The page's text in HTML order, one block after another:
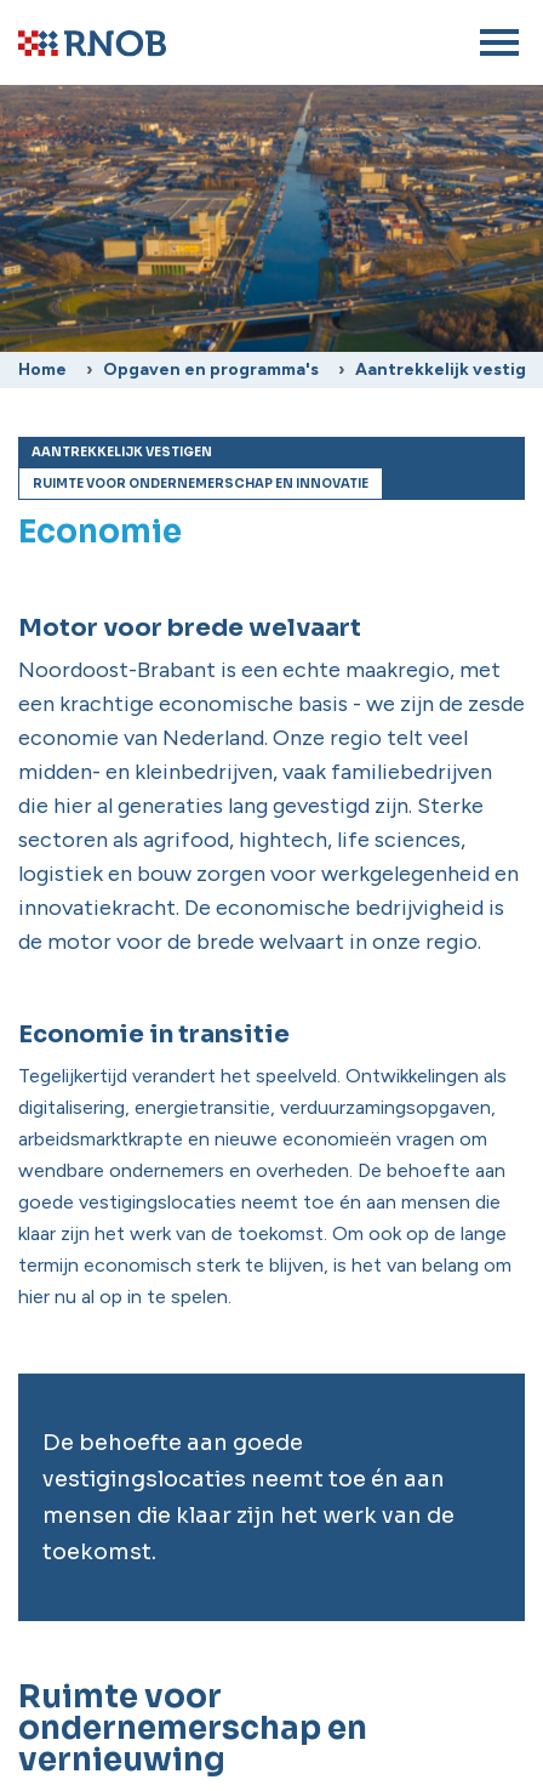
Home Opgaven en programma's Aantrekkelijk
AANTREKKELIJK VESTIGEN
RUIMTE VOOR ONDERNEMERSCHAP EN INNOVATIE
Economie
Motor voor brede welvaart
Noordoost-Brabant is een echte maakregio, met
een krachtige economische basis - we zijn de zesde
economie van Nederland. Onze regio telt veel
midden- en kleinbedrijven, vaak familiebedrijven
die hier al generaties lang gevestigd zijn. Sterke
sectoren als agrifood, hightech, life sciences,
logistiek en bouw zorgen voor werkgelegenheid en
innovatiekracht. De economische bedrijvigheid is
de motor voor de brede welvaart in onze regio.
Economie in transitie
Tegelijkertijd verandert het speelveld. Ontwikkelingen als
digitalisering, energietransitie, verduurzamingsopgaven,
arbeidsmarktkrapte en nieuwe economieën vragen om
wendbare ondernemers en overheden. De behoefte aan
goede vestigingslocaties neemt toe én aan mensen die
klaar zijn het werk van de toekomst. Om ook op de lange
termijn economisch sterk te blijven, is het van belang om
hier nu al op in te spelen.
De behoefte aan goede
vestigingslocaties neemt toe én aan
mensen die klaar zijn het werk van de
toekomst.
Ruimte voor
ondernemerschap en
vernieuwing